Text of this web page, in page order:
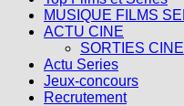
MUSIQUE FILMS
ACTU CINE
SORTIES CINE
Actu Series
Jeux-concours
Recrutement